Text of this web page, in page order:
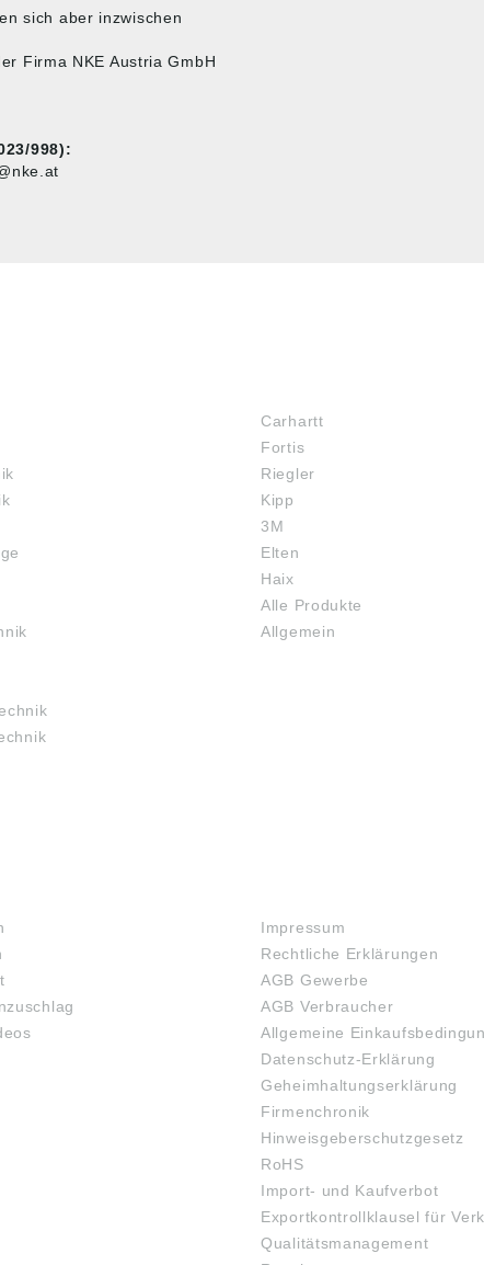
sich aber inzwischen
Firma NKE Austria GmbH
998):
Carhartt
Fortis
Riegler
Kipp
3M
Elten
Haix
Alle Produkte
Allgemein
Impressum
Rechtliche Erklärungen
AGB Gewerbe
AGB Verbraucher
Allgemeine
Datenschutz-Erklärung
Geheimhaltungserklärung
Firmenchronik
Hinweisgeberschutzgesetz
RoHS
Import- und Kaufverbot
Exportkontrollklausel für
Qualitätsmanagement